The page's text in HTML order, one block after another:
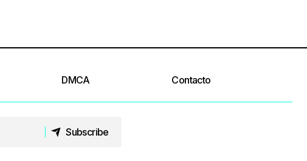
DMCA Contacto
Subscribe